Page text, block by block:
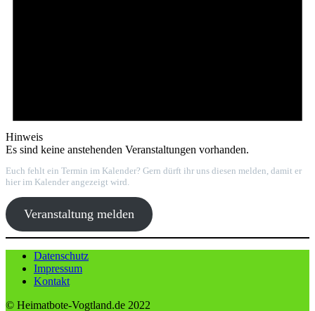
Hinweis
Es sind keine anstehenden Veranstaltungen vorhanden.
Euch fehlt ein Termin im Kalender? Gern dürft ihr uns diesen melden, damit er
hier im Kalender angezeigt wird.
Veranstaltung melden
Datenschutz
Impressum
Kontakt
© Heimatbote-Vogtland.de 2022